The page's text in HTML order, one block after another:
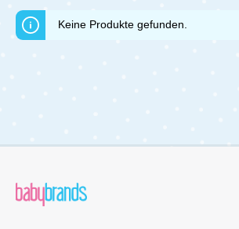
Keine Produkte gefunden.